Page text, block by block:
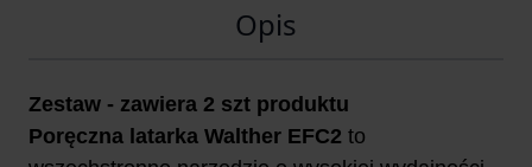
Opis
Zestaw - zawiera 2 szt produktu
Poręczna latarka Walther EFC2 to